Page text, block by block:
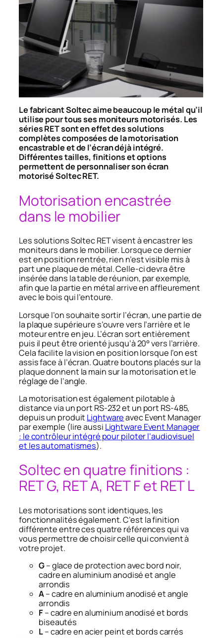
Le fabricant Soltec aime beaucoup le métal qu’il
utilise pour tous ses moniteurs motorisés. Les
séries RET sont en effet des solutions
complètes composées de la motorisation
encastrable et de l’écran déjà intégré.
Différentes tailles, finitions et options
permettent de personnaliser son écran
motorisé Soltec RET.
Motorisation encastrée
dans le mobilier
Les solutions Soltec RET visent à encastrer les
moniteurs dans le mobilier. Lorsque ce dernier
est en position rentrée, rien n’est visible mis à
part une plaque de métal. Celle-ci devra être
insérée dans la table de réunion, par exemple,
afin que la partie en métal arrive en affleurement
avec le bois qui l’entoure.
Lorsque l’on souhaite sortir l’écran, une partie de
la plaque supérieure s’ouvre vers l’arrière et le
moteur entre en jeu. L’écran sort entièrement
puis il peut être orienté jusqu’à 20° vers l’arrière.
Cela facilite la vision en position lorsque l’on est
assis face à l’écran. Quatre boutons placés sur la
plaque donnent la main sur la motorisation et le
réglage de l’angle.
La motorisation est également pilotable à
distance via un port RS-232 et un port RS-485,
depuis un produit Lightwareavec Event Manager
par exemple (lire aussi Lightware Event Manager
: le contrôleur intégré pour piloter l’audiovisuel
et les automatismes).
Soltec en quatre finitions :
RET G, RET A, RET F et RET L
Les motorisations sont identiques, les
fonctionnalités également. C’est la finition
différente entre ces quatre références qui va
vous permettre de choisir celle qui convient à
votre projet.
G– glace de protection avec bord noir,
cadre en aluminium anodisé et angle
arrondis
A– cadre en aluminium anodisé et angle
arrondis
F– cadre en aluminium anodisé et bords
biseautés
L– cadre en acier peint et bords carrés